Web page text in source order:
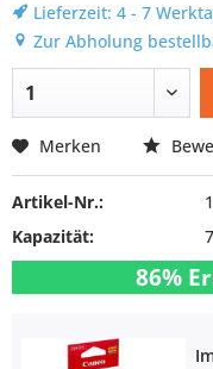
Lieferzeit: 4 - 7
Zur Abholung
Merken
Artikel-Nr.:
Kapazität:
86%